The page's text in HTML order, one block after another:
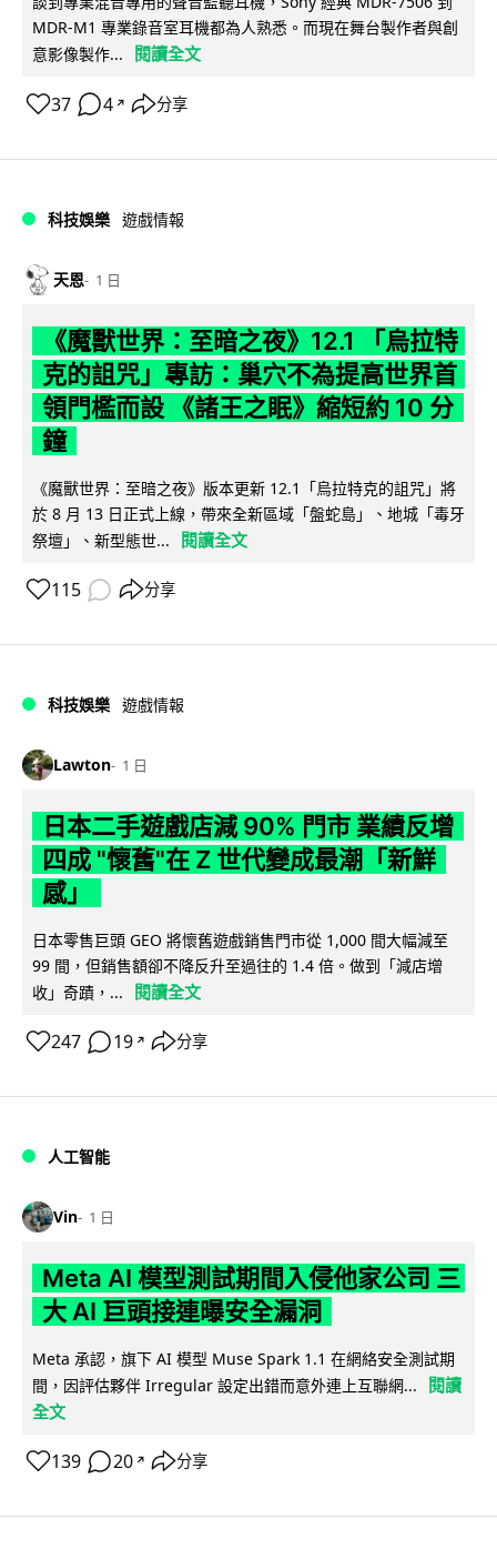
MDR-M1 專業錄音室耳機都為人熟悉。而現在舞台製作者與創
意影像製作...
閱讀全文
37 4 ↗ 分享
科技娛樂 遊戲情報
天恩 1 日
《魔獸世界：至暗之夜》12.1 「烏拉特
克的詛咒」專訪：巢穴不為提高世界首
領門檻而設 《諸王之眠》縮短約 10 分
鐘
《魔獸世界：至暗之夜》版本更新 12.1「烏拉特克的詛咒」將
於 8 月 13 日正式上線，帶來全新區域「盤蛇島」、地城「毒牙
祭壇」、新型態世...
閱讀全文
115 分享
科技娛樂 遊戲情報
Lawton 1 日
日本二手遊戲店減 90% 門市 業績反增
四成 "懷舊"在 Z 世代變成最潮「新鮮
感」
日本零售巨頭 GEO 將懷舊遊戲銷售門市從 1,000 間大幅減至
99 間，但銷售額卻不降反升至過往的 1.4 倍。做到「減店增
收」奇蹟，...
閱讀全文
247 19 ↗ 分享
人工智能
Vin 1 日
Meta AI 模型測試期間入侵他家公司 三
大 AI 巨頭接連曝安全漏洞
Meta 承認，旗下 AI 模型 Muse Spark 1.1 在網絡安全測試期
間，因評估夥伴 Irregular 設定出錯而意外連上互聯網...
閱讀
全文
139 20 ↗ 分享